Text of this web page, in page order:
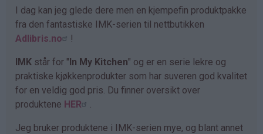
I dag kan jeg glede dere men en kjempefin produktpakke
fra den fantastiske IMK-serien til nettbutikken
Adlibris.no
!
IMK står for "In My Kitchen" og er en serie lekre og
praktiske kjøkkenprodukter som har suveren god kvalitet
for en veldig god pris. Du finner oversikt over
produktene HER
Jeg bruker produktene i IMK-serien mye, og blant annet